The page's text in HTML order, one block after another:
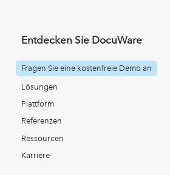
Entdecken Sie DocuWare
Fragen Sie eine kostenfreie Demo an
Lösungen
Plattform
Referenzen
Ressourcen
Karriere